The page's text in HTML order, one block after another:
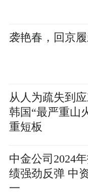
袭艳春，回京
从人为疏失到应
韩国“最严重山
重短板
中金公司2024
绩强劲反弹 中
一